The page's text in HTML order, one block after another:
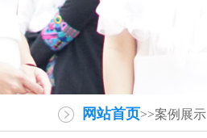
网站首页>>案例展示